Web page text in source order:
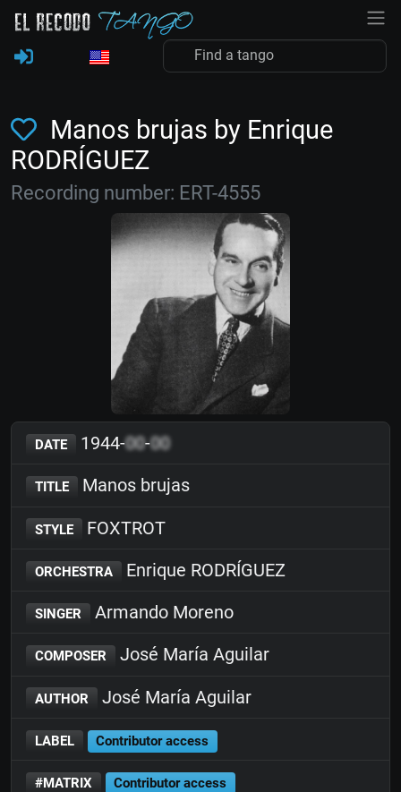
Manos brujas by Enrique
RODRÍGUEZ
Recording number: ERT-4555
DATE 1944-00-00
TITLE Manos brujas
STYLE FOXTROT
ORCHESTRA Enrique RODRÍGUEZ
SINGER Armando Moreno
COMPOSER José María Aguilar
AUTHOR José María Aguilar
LABEL Contributor access
#MATRIX Contributor access